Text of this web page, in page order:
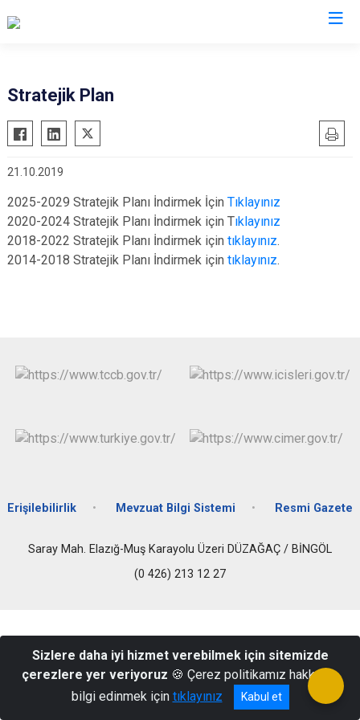
Stratejik Plan
21.10.2019
2025-2029 Stratejik Planı İndirmek İçin Tıklayınız
2020-2024 Stratejik Planı İndirmek için Tıklayınız
2018-2022 Stratejik Planı İndirmek için tıklayınız.
2014-2018 Stratejik Planı İndirmek için tıklayınız.
Erişilebilirlik Mevzuat Bilgi Sistemi Resmi Gazete
Saray Mah. Elazığ-Muş Karayolu Üzeri DÜZAĞAÇ / BİNGÖL
(0 426) 213 12 27
Sizlere daha iyi hizmet verebilmek için sitemizde
çerezlere yer veriyoruz 🍪 Çerez politikamız hakkında
bilgi edinmek için tıklayınız Kabul et